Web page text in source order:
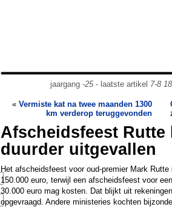
jaargang -25- laatste artikel 7-8
« Vermiste kat na twee maanden 1300
km verderop teruggevonden
Afscheidsfeest Rutte
duurder uitgevallen
Het afscheidsfeest voor oud-premier Mark
150.000 euro, terwijl een afscheidsfeest voor
30.000 euro mag kosten. Dat blijkt uit
opgevraagd. Andere ministeries kochten